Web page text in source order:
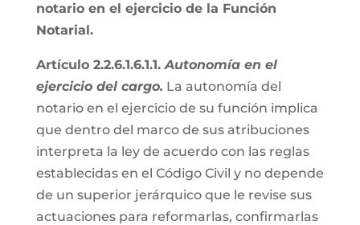
notario en el ejercicio de la Función
Notarial.
Artículo 2.2.6.1.6.1.1.Autonomía en el
ejercicio del cargo. La autonomía del
notario en el ejercicio de su función implica
que dentro del marco de sus atribuciones
interpreta la ley de acuerdo con las reglas
establecidas en el Código Civil y no depende
de un superior jerárquico que le revise sus
actuaciones para reformarlas, confirmarlas